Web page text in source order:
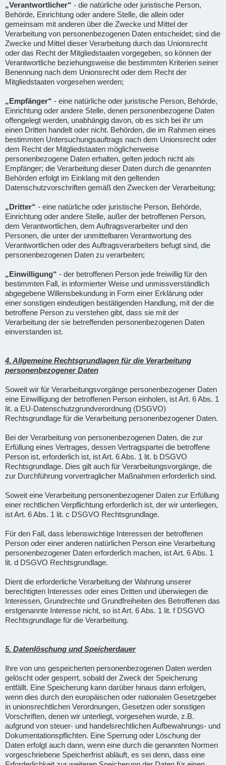
„Verantwortlicher“ - die natürliche oder juristische Person,
Behörde, Einrichtung oder andere Stelle, die allein oder
gemeinsam mit anderen über die Zwecke und Mittel der
Verarbeitung von personenbezogenen Daten entscheidet; sind die
Zwecke und Mittel dieser Verarbeitung durch das Unionsrecht
oder das Recht der Mitgliedstaaten vorgegeben, so können der
Verantwortliche beziehungsweise die bestimmten Kriterien seiner
Benennung nach dem Unionsrecht oder dem Recht der
Mitgliedstaaten vorgesehen werden;
„Empfänger“ - eine natürliche oder juristische Person, Behörde,
Einrichtung oder andere Stelle, denen personenbezogene Daten
offengelegt werden, unabhängig davon, ob es sich bei ihr um
einen Dritten handelt oder nicht. Behörden, die im Rahmen eines
bestimmten Untersuchungsauftrags nach dem Unionsrecht oder
dem Recht der Mitgliedstaaten möglicherweise
personenbezogene Daten erhalten, gelten jedoch nicht als
Empfänger; die Verarbeitung dieser Daten durch die genannten
Behörden erfolgt im Einklang mit den geltenden
Datenschutzvorschriften gemäß den Zwecken der Verarbeitung;
„Dritter“ - eine natürliche oder juristische Person, Behörde,
Einrichtung oder andere Stelle, außer der betroffenen Person,
dem Verantwortlichen, dem Auftragsverarbeiter und den
Personen, die unter der unmittelbaren Verantwortung des
Verantwortlichen oder des Auftragsverarbeiters befugt sind, die
personenbezogenen Daten zu verarbeiten;
„Einwilligung“ - der betroffenen Person jede freiwillig für den
bestimmten Fall, in informierter Weise und unmissverständlich
abgegebene Willensbekundung in Form einer Erklärung oder
einer sonstigen eindeutigen bestätigenden Handlung, mit der die
betroffene Person zu verstehen gibt, dass sie mit der
Verarbeitung der sie betreffenden personenbezogenen Daten
einverstanden ist.
4. Allgemeine Rechtsgrundlagen für die Verarbeitung
personenbezogener Daten
Soweit wir für Verarbeitungsvorgänge personenbezogener Daten
eine Einwilligung der betroffenen Person einholen, ist Art. 6 Abs. 1
lit. a EU-Datenschutzgrundverordnung (DSGVO)
Rechtsgrundlage für die Verarbeitung personenbezogener Daten.
Bei der Verarbeitung von personenbezogenen Daten, die zur
Erfüllung eines Vertrages, dessen Vertragspartei die betroffene
Person ist, erforderlich ist, ist Art. 6 Abs. 1 lit. b DSGVO
Rechtsgrundlage. Dies gilt auch für Verarbeitungsvorgänge, die
zur Durchführung vorvertraglicher Maßnahmen erforderlich sind.
Soweit eine Verarbeitung personenbezogener Daten zur Erfüllung
einer rechtlichen Verpflichtung erforderlich ist, der wir unterliegen,
ist Art. 6 Abs. 1 lit. c DSGVO Rechtsgrundlage.
Für den Fall, dass lebenswichtige Interessen der betroffenen
Person oder einer anderen natürlichen Person eine Verarbeitung
personenbezogener Daten erforderlich machen, ist Art. 6 Abs. 1
lit. d DSGVO Rechtsgrundlage.
Dient die erforderliche Verarbeitung der Wahrung unserer
berechtigten Interesses oder eines Dritten und überwiegen die
Interessen, Grundrechte und Grundfreiheiten des Betroffenen das
erstgenannte Interesse nicht, so ist Art. 6 Abs. 1 lit. f DSGVO
Rechtsgrundlage für die Verarbeitung.
5. Datenlöschung und Speicherdauer
Ihre von uns gespeicherten personenbezogenen Daten werden
gelöscht oder gesperrt, sobald der Zweck der Speicherung
entfällt. Eine Speicherung kann darüber hinaus dann erfolgen,
wenn dies durch den europäischen oder nationalen Gesetzgeber
in unionsrechtlichen Verordnungen, Gesetzen oder sonstigen
Vorschriften, denen wir unterliegt, vorgesehen wurde, z.B.
aufgrund von steuer- und handelsrechtlichen Aufbewahrungs- und
Dokumentationspflichten. Eine Sperrung oder Löschung der
Daten erfolgt auch dann, wenn eine durch die genannten Normen
vorgeschriebene Speicherfrist abläuft, es sei denn, dass eine